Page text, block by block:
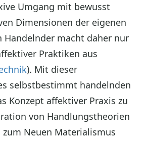
Umgang mit bewusst
Dimensionen der eigenen
Handelnder macht daher nur
Praktiken aus
). Mit dieser
selbstbestimmt handelnden
Konzept affektiver Praxis zu
von Handlungstheorien
Neuen Materialismus